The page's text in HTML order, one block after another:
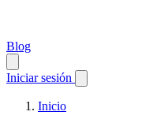
Blog
Iniciar sesión
Inicio